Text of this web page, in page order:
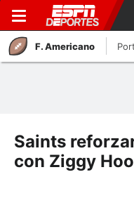
F. Americano
Saints
con Ziggy